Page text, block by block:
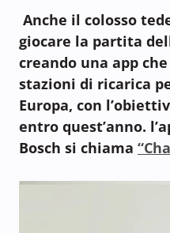
Anche il colosso
giocare la partita
creando una app
stazioni di ricarica
Europa, con
entro quest’anno.
Bosch si chiama